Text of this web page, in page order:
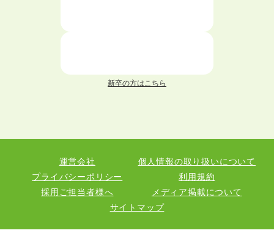
仕事が続かない人の特徴と対処法を解説！
面接 記事一覧
職務経歴書 記事一覧
退職 記事一覧
新卒の方はこちら
運営会社
個人情報の取り扱いについて
プライバシーポリシー
利用規約
採用ご担当者様へ
メディア掲載について
サイトマップ